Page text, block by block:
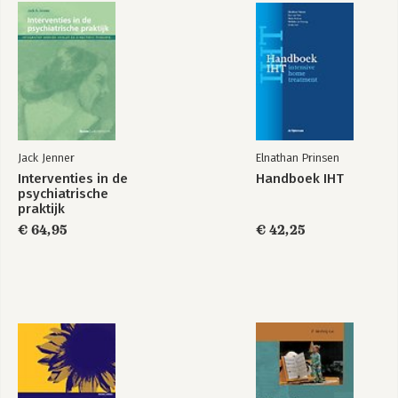
Michael White schreef verschillende boeken over narratieve
therapie en was directeur van het Dulwich Centre in Adelaide,
Australië. Narratieve therapie in de praktijk is niet alleen zijn
magnum opus, het is ook zijn laatste boek. Hij overleed in april
2008.
Jack Jenner
Interventies in de
psychiatrische
praktijk
€ 64,95
Elnathan Prinsen
Handboek IHT
€ 42,25